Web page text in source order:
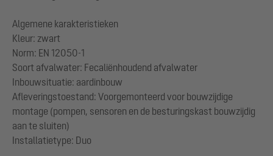
Algemene karakteristieken
Kleur: zwart
Norm: EN 12050-1
Soort afvalwater: Fecaliënhoudend afvalwater
Inbouwsituatie: aardinbouw
Afleveringstoestand: Voorgemonteerd voor bouwzijdige
montage (pompen, sensoren en de besturingskast bouwzijdig
aan te sluiten)
Installatietype: Duo